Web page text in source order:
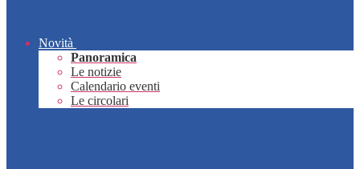
Novità
Panoramica
Le notizie
Calendario eventi
Le circolari